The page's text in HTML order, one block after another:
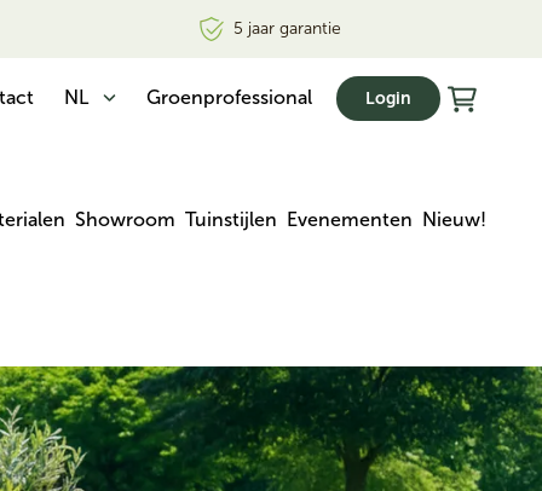
5 jaar garantie
NL Groenprofessional Login
Showroom Tuinstijlen Evenementen Nieuw!